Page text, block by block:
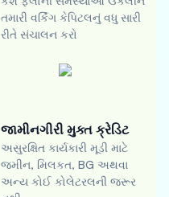
તમારી વર્કિંગ કેપિટલનું વધુ સારી
રીતે સંચાલન કરો
જામીનગીરી મુક્ત ક્રેડિટ
અસુરક્ષિત કાર્યકારી મૂડી માટે
જમીન, મિલકત, BG અથવા
અન્ય કોઈ કોલેટરલની જરૂર